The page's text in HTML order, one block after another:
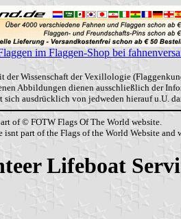
im Flaggen-Shop bei
der Wissenschaft der Vexillologie
Abbildungen dienen ausschließlich der
sich ausdrücklich von jedweden hierauf u.U.
of © FOTW Flags Of The World website.
part of the Flags of the World Website and
Lifeboat